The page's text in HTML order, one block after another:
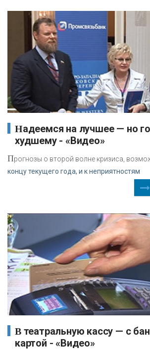
Надеемся на лучшее — но готовимся к
худшему - «Видео»
Прогнозы о второй волне кризиса,
концу текущего года, и к неприятностям
В театральную кассу — с банковской
картой - «Видео»